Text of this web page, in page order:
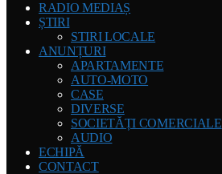
RADIO MEDIAȘ
ȘTIRI
STIRI LOCALE
ANUNȚURI
APARTAMENTE
AUTO-MOTO
CASE
DIVERSE
SOCIETĂȚI COMERCIALE
AUDIO
ECHIPĂ
CONTACT